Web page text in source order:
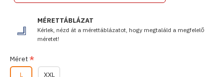
MÉRETTÁBLÁZAT
Kérlek, nézd át a mérettáblázatot, hogy megtaláld a megfelelő
méretet!
Méret
L
XXL